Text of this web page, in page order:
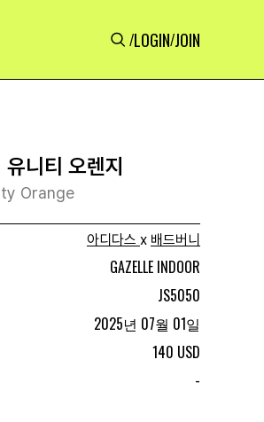
/LOGIN/JOIN
니티 오렌지
Orange
아디다스 x 배드버니
GAZELLE INDOOR
JS5050
2025년 07월 01일
140 USD
-